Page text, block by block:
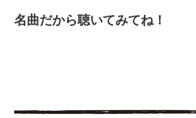
名曲だから聴いてみてね！